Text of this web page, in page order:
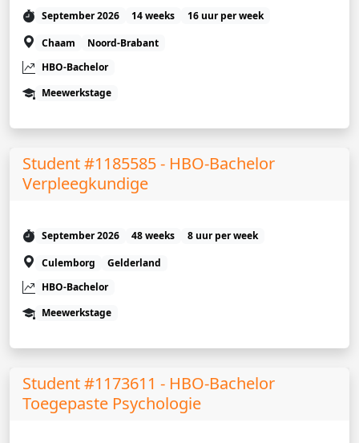
September 2026 14 weeks
16 uur per week
Chaam
Noord-Brabant
HBO-Bachelor
Meewerkstage
Student #1185585 - HBO-Bachelor
Verpleegkundige
September 2026 48 weeks
8 uur per week
Culemborg
Gelderland
HBO-Bachelor
Meewerkstage
Student #1173611 - HBO-Bachelor
Toegepaste Psychologie